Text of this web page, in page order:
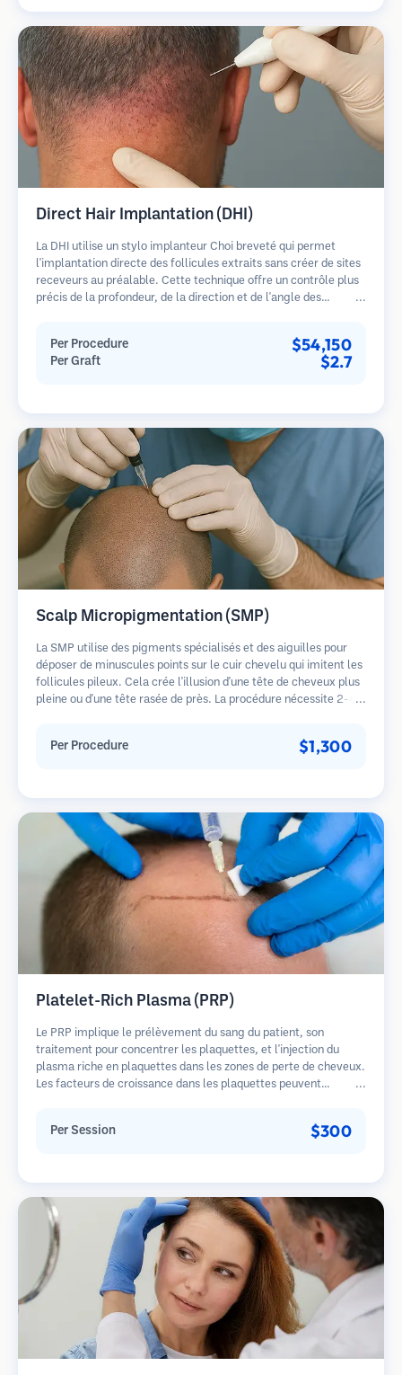
Direct Hair Implantation (DHI)
La DHI utilise un stylo implanteur Choi breveté qui permet
l'implantation directe des follicules extraits sans créer de sites
receveurs au préalable. Cette technique offre un contrôle plus
précis de la profondeur, de la direction et de l'angle des
Per Procedure $54,150
Per Graft $2.7
Scalp Micropigmentation (SMP)
La SMP utilise des pigments spécialisés et des aiguilles pour
déposer de minuscules points sur le cuir chevelu qui imitent les
follicules pileux. Cela crée l'illusion d'une tête de cheveux plus
pleine ou d'une tête rasée de près. La procédure nécessite 2-4
Per Procedure $1,300
Platelet-Rich Plasma (PRP)
Le PRP implique le prélèvement du sang du patient, son
traitement pour concentrer les plaquettes, et l'injection du
plasma riche en plaquettes dans les zones de perte de cheveux.
Les facteurs de croissance dans les plaquettes peuvent
Plusieurs séances sont généralement nécessaires.
Per Session $300